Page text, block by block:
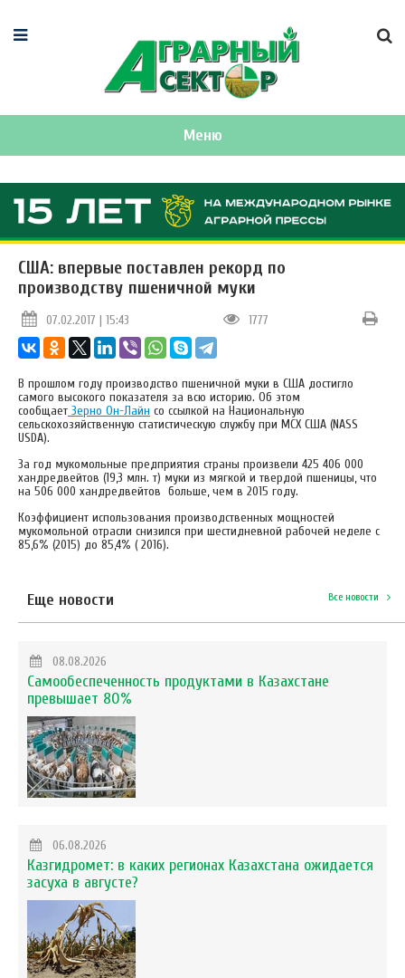
Меню
США: впервые поставлен рекорд по
производству пшеничной муки
07.02.2017 | 15:43 1777
В прошлом году производство пшеничной муки в США достигло
самого высокого показателя за всю историю. Об этом
сообщает Зерно Он-Лайн cо ссылкой на Национальную
сельскохозяйственную статистическую службу при МСХ США (NASS
USDA).
За год мукомольные предприятия страны произвели 425 406 000
хандредвейтов (19,3 млн. т) муки из мягкой и твердой пшеницы, что
на 506 000 хандредвейтов больше, чем в 2015 году.
Коэффициент использования производственных мощностей
мукомольной отрасли снизился при шестидневной рабочей неделе с
85,6% (2015) до 85,4% ( 2016).
Еще новости Все новости
08.08.2026
Самообеспеченность продуктами в Казахстане
превышает 80%
06.08.2026
Казгидромет: в каких регионах Казахстана ожидается
засуха в августе?